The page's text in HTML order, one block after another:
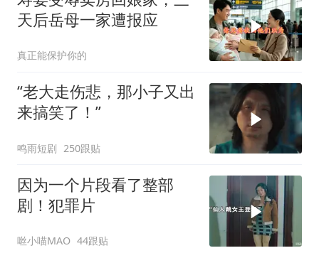
天后岳母一家遭报应
真正能保护你的
“老大走伤悲，那小子又出
来搞笑了！”
鸣雨短剧 250跟贴
因为一个片段看了整部
剧！犯罪片
咝小喵MAO 44跟贴